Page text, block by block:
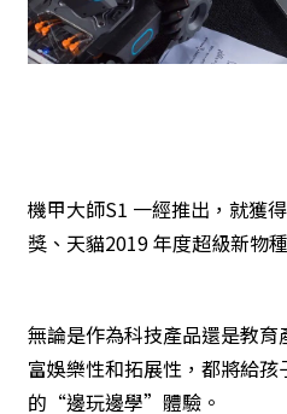
機甲大師S1 一經推出，就獲
獎、天貓2019 年度超級新物
無論是作為科技產品還是教
富娛樂性和拓展性，都將給
的“邊玩邊學”體驗。